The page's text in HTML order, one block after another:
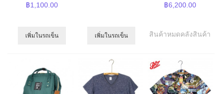
฿1,100.00
เพิ่มในรถเข็น เพิ่มในรถเข็น
฿6,200.00
สินค้าหมดคลังสินค้า